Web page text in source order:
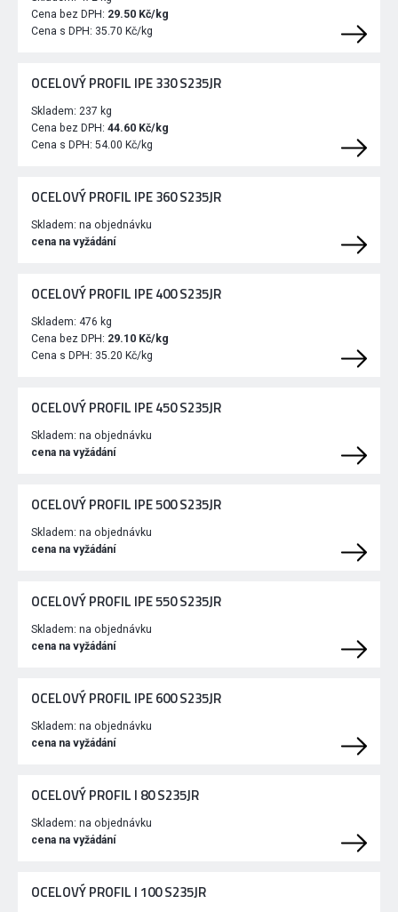
Cena bez DPH: 29.50 Kč/kg
Cena s DPH: 35.70 Kč/kg
OCELOVÝ PROFIL IPE 330 S235JR
Skladem: 237 kg
Cena bez DPH: 44.60 Kč/kg
Cena s DPH: 54.00 Kč/kg
OCELOVÝ PROFIL IPE 360 S235JR
Skladem: na objednávku
cena na vyžádání
OCELOVÝ PROFIL IPE 400 S235JR
Skladem: 476 kg
Cena bez DPH: 29.10 Kč/kg
Cena s DPH: 35.20 Kč/kg
OCELOVÝ PROFIL IPE 450 S235JR
Skladem: na objednávku
cena na vyžádání
OCELOVÝ PROFIL IPE 500 S235JR
Skladem: na objednávku
cena na vyžádání
OCELOVÝ PROFIL IPE 550 S235JR
Skladem: na objednávku
cena na vyžádání
OCELOVÝ PROFIL IPE 600 S235JR
Skladem: na objednávku
cena na vyžádání
OCELOVÝ PROFIL I 80 S235JR
Skladem: na objednávku
cena na vyžádání
OCELOVÝ PROFIL I 100 S235JR